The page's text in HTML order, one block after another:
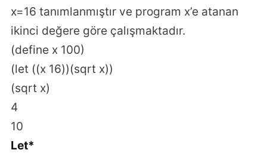
x=16 tanımlanmıştır ve program x’e atanan
ikinci değere göre çalışmaktadır.
(define x 100)
(let ((x 16))(sqrt x))
(sqrt x)
4
10
Let*